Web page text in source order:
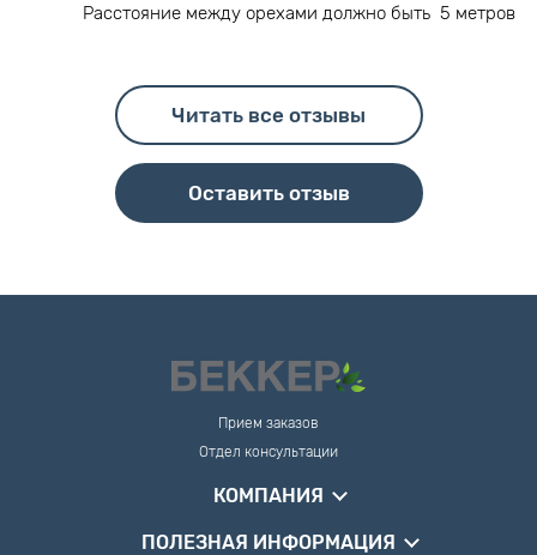
Расстояние между орехами должно быть 5 метров
Читать все отзывы
Оставить отзыв
Прием заказов
Отдел консультации
КОМПАНИЯ
ПОЛЕЗНАЯ ИНФОРМАЦИЯ